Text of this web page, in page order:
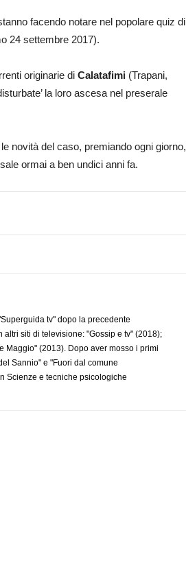
facendo notare nel popolare quiz di
24 settembre 2017).
originarie di Calatafimi (Trapani,
la loro ascesa nel preserale
novità del caso, premiando ogni giorno,
ormai a ben undici anni fa.
tv" dopo la precedente
siti di televisione: "Gossip e tv" (2018);
Maggio" (2013). Dopo aver mosso i primi
Sannio" e "Fuori dal comune
Scienze e tecniche psicologiche